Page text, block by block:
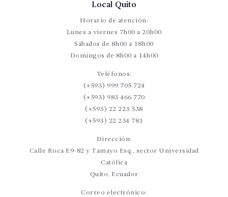
Local Quito
Horario de atención:
Lunes a viernes 7h00 a 20h00
Sábados de 8h00 a 18h00
Domingos de 8h00 a 14h00
Teléfonos:
(+593) 999 705 724
(+593) 983 466 770
(+593) 22 223 538
(+593) 22 234 781
Dirección:
Calle Roca E9-82 y Tamayo Esq., sector Universidad
Católica
Quito, Ecuador
Correo electrónico: